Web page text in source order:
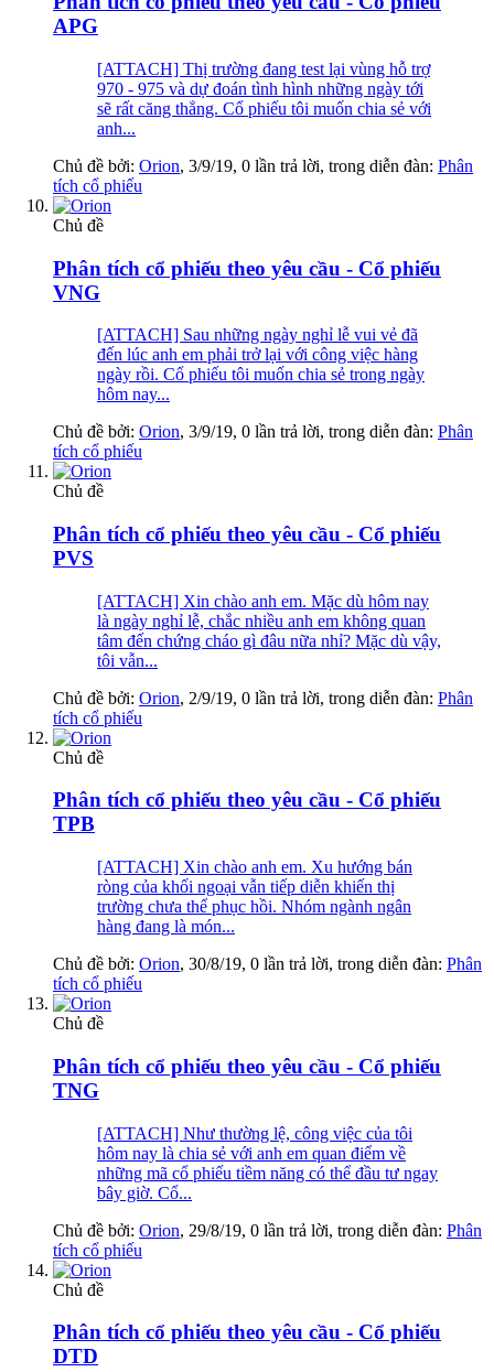
APG
[ATTACH] Thị trường đang test lại vùng hỗ trợ
970 - 975 và dự đoán tình hình những ngày tới
sẽ rất căng thẳng. Cổ phiếu tôi muốn chia sẻ với
anh...
Chủ đề bởi: Orion, 3/9/19, 0 lần trả lời, trong diễn đàn: Phân
tích cổ phiếu
Chủ đề
Phân tích cổ phiếu theo yêu cầu - Cổ phiếu
VNG
[ATTACH] Sau những ngày nghỉ lễ vui vẻ đã
đến lúc anh em phải trở lại với công việc hàng
ngày rồi. Cổ phiếu tôi muốn chia sẻ trong ngày
hôm nay...
Chủ đề bởi: Orion, 3/9/19, 0 lần trả lời, trong diễn đàn: Phân
tích cổ phiếu
Chủ đề
Phân tích cổ phiếu theo yêu cầu - Cổ phiếu
PVS
[ATTACH] Xin chào anh em. Mặc dù hôm nay
là ngày nghỉ lễ, chắc nhiều anh em không quan
tâm đến chứng cháo gì đâu nữa nhỉ? Mặc dù vậy,
tôi vẫn...
Chủ đề bởi: Orion, 2/9/19, 0 lần trả lời, trong diễn đàn: Phân
tích cổ phiếu
Chủ đề
Phân tích cổ phiếu theo yêu cầu - Cổ phiếu
TPB
[ATTACH] Xin chào anh em. Xu hướng bán
ròng của khối ngoại vẫn tiếp diễn khiến thị
trường chưa thể phục hồi. Nhóm ngành ngân
hàng đang là món...
Chủ đề bởi: Orion, 30/8/19, 0 lần trả lời, trong diễn đàn: Phân
tích cổ phiếu
Chủ đề
Phân tích cổ phiếu theo yêu cầu - Cổ phiếu
TNG
[ATTACH] Như thường lệ, công việc của tôi
hôm nay là chia sẻ với anh em quan điểm về
những mã cổ phiếu tiềm năng có thể đầu tư ngay
bây giờ. Cổ...
Chủ đề bởi: Orion, 29/8/19, 0 lần trả lời, trong diễn đàn: Phân
tích cổ phiếu
Chủ đề
Phân tích cổ phiếu theo yêu cầu - Cổ phiếu
DTD